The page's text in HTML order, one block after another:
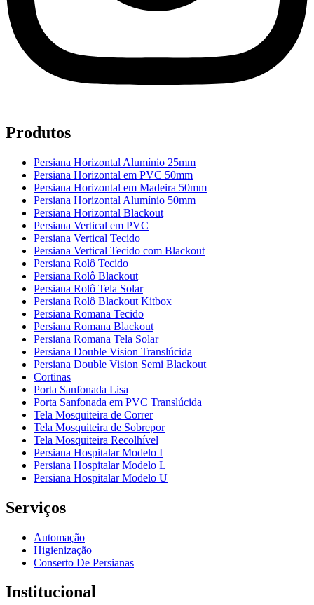
Produtos
Persiana Horizontal Alumínio 25mm
Persiana Horizontal em PVC 50mm
Persiana Horizontal em Madeira 50mm
Persiana Horizontal Alumínio 50mm
Persiana Horizontal Blackout
Persiana Vertical em PVC
Persiana Vertical Tecido
Persiana Vertical Tecido com Blackout
Persiana Rolô Tecido
Persiana Rolô Blackout
Persiana Rolô Tela Solar
Persiana Rolô Blackout Kitbox
Persiana Romana Tecido
Persiana Romana Blackout
Persiana Romana Tela Solar
Persiana Double Vision Translúcida
Persiana Double Vision Semi Blackout
Cortinas
Porta Sanfonada Lisa
Porta Sanfonada em PVC Translúcida
Tela Mosquiteira de Correr
Tela Mosquiteira de Sobrepor
Tela Mosquiteira Recolhível
Persiana Hospitalar Modelo I
Persiana Hospitalar Modelo L
Persiana Hospitalar Modelo U
Serviços
Automação
Higienização
Conserto De Persianas
Institucional